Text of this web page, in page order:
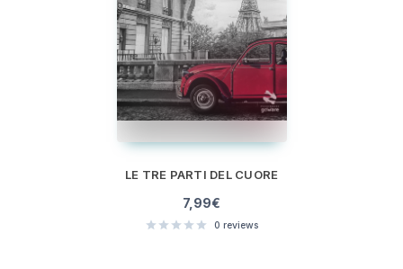
LE TRE PARTI DEL CUORE
7,99€
0 reviews